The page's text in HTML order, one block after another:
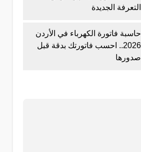
التعرفة الجديدة
حاسبة فاتورة الكهرباء في الأردن
2026.. احسب فاتورتك بدقة قبل
صدورها